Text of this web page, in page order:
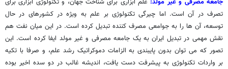
جامعه مصرفی و غیر مولد: علم ابزاری برای شناخت جهان، و تکنولوژی ابزاری برای
تصرف در آن است. اما چیرگی تکنولوژی بر علم به ویژه در کشورهای در حال
توسعه، آن ها را به جوامعی مصرف کننده تبدیل کرده است. در این میان نفت هم
نقش مهمی در تبدیل ایران به یک جامعه مصرفی و غیر مولد ایفا کرده است. این
تصور که می توان بدون پایبندی به الزامات دموکراتیک رشد علم، و صرفا با تکیه
بر واردات تکنولوژی به پیشرفت دست یافت، اندیشه غالب در دو سده اخیر بوده